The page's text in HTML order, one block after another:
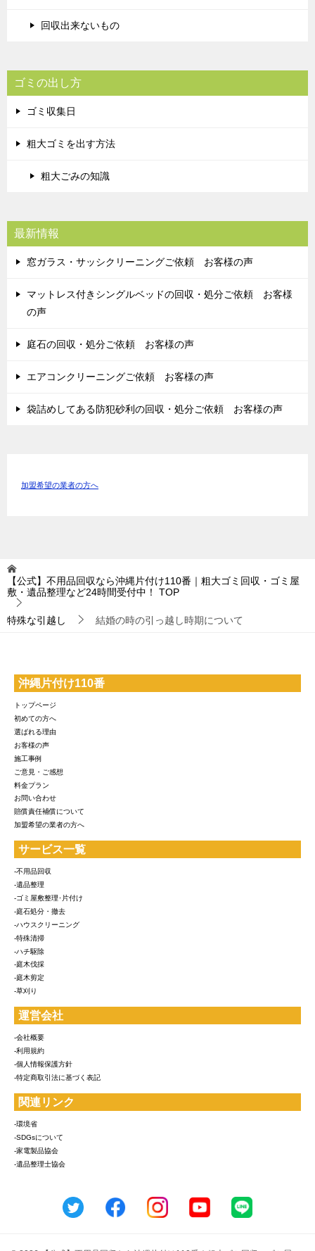
回収出来ないもの
ゴミの出し方
ゴミ収集日
粗大ゴミを出す方法
粗大ごみの知識
最新情報
窓ガラス・サッシクリーニングご依頼 お客様の声
マットレス付きシングルベッドの回収・処分ご依頼 お客様
の声
庭石の回収・処分ご依頼 お客様の声
エアコンクリーニングご依頼 お客様の声
袋詰めしてある防犯砂利の回収・処分ご依頼 お客様の声
加盟希望の業者の方へ
【公式】不用品回収なら沖縄片付け110番｜粗大ゴミ回収・ゴミ屋
敷・遺品整理など24時間受付中！
TOP
特殊な引越し 結婚の時の引っ越し時期について
沖縄片付け110番
トップページ
初めての方へ
選ばれる理由
お客様の声
施工事例
ご意見・ご感想
料金プラン
お問い合わせ
賠償責任補償について
加盟希望の業者の方へ
サービス一覧
-不用品回収
-遺品整理
-ゴミ屋敷整理･片付け
-庭石処分・撤去
-ハウスクリーニング
-特殊清掃
-ハチ駆除
-庭木伐採
-庭木剪定
-草刈り
運営会社
-会社概要
-利用規約
-個人情報保護方針
-特定商取引法に基づく表記
関連リンク
-環境省
-SDGsについて
-家電製品協会
-遺品整理士協会